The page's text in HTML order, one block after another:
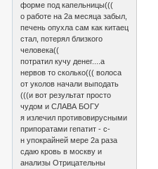
форме под капельницы(((
о работе на 2а месяца забыл,
печень опухла сам как китаец
стал, потерял близкого
человека((
потратил кучу денег....а
нервов то сколько((( волоса
от уколов начали выподать
(((и вот результат просто
чудом и СЛАВА БОГУ
я излечил противовирусными
припоратами гепатит - с-
н упокрайней мере 2а раза
сдаю кровь в москву и
анализы Отрицательны